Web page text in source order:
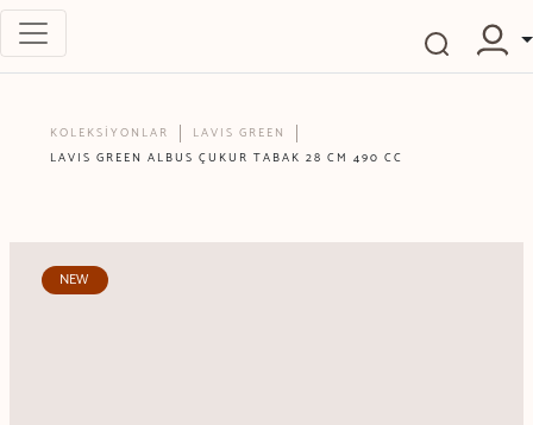
KOLEKSİYONLAR
LAVIS GREEN
LAVIS GREEN ALBUS ÇUKUR TABAK 28 CM 490 CC
NEW